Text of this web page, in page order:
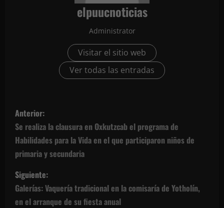
elpuucnoticias
Administrator
Visitar el sitio web
Ver todas las entradas
N
a
v
e
g
Anterior:
Se realiza la clausura en Oxkutzcab el programa de
Habilidades para la Vida en el que participaron niños de
primaria y secundaria
Siguiente:
Galerías: Vaquería tradicional en la comisaría de Yotholín,
en el arranque de su fiesta anual